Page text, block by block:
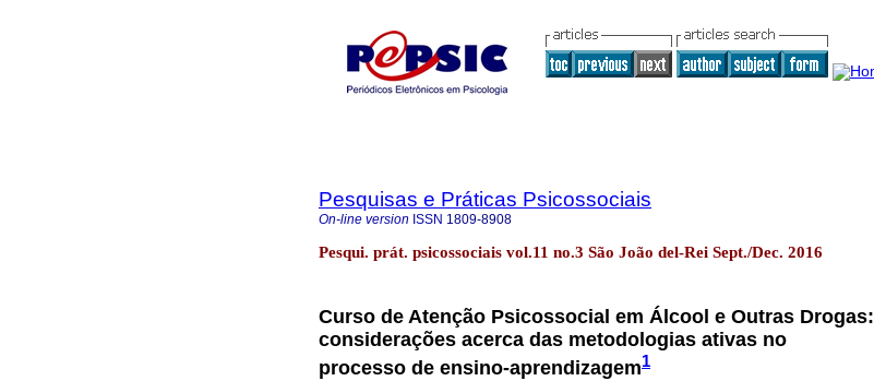
Pesquisas e Práticas Psicossociais
On-line version ISSN 1809-8908
Pesqui. prát. psicossociais vol.11 no.3 São João del-Rei Sept./Dec. 2016
Curso de Atenção Psicossocial em Álcool e Outras Drogas:
considerações acerca das metodologias ativas no
processo de ensino-aprendizagem1